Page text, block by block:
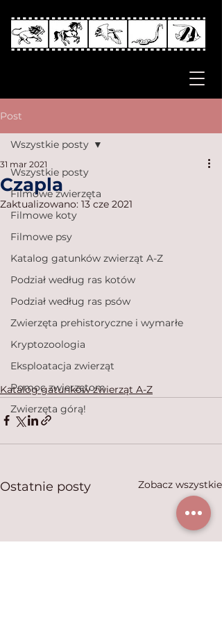
Post
Wszystkie posty
Filmowe zwierzęta
Filmowe koty
Filmowe psy
Katalog gatunków zwierząt A-Z
Podział według ras kotów
Podział według ras psów
Zwierzęta prehistoryczne i wymarłe
Kryptozoologia
Eksploatacja zwierząt
Pomoc zwierzętom
Zwierzęta górą!
Wszystkie posty
Czapla
31 mar 2021
Zaktualizowano: 13 cze 2021
Katalog gatunków zwierząt A-Z
Ostatnie posty Zobacz wszystkie